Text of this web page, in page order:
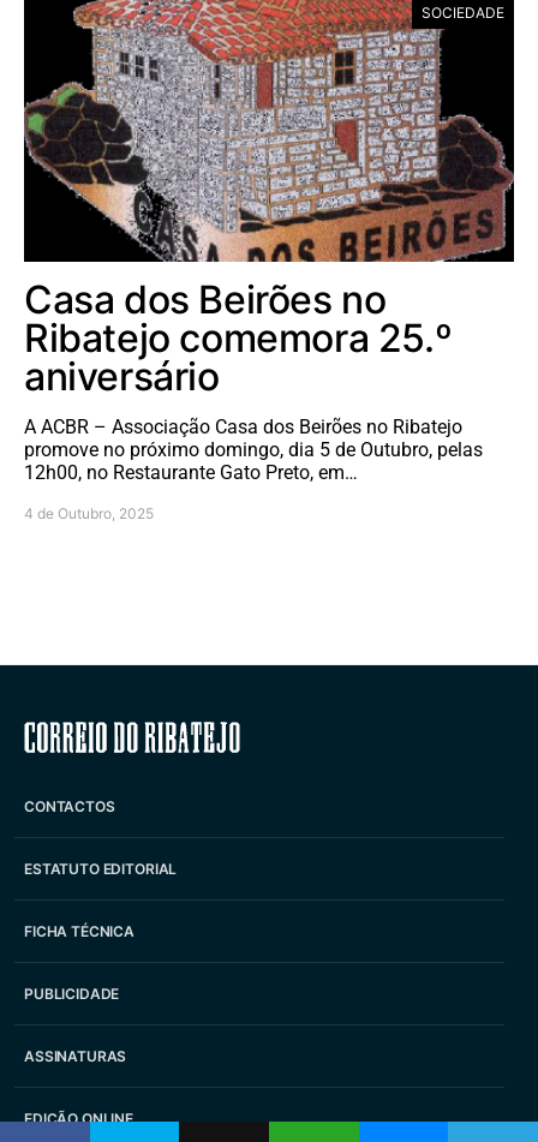
SOCIEDADE
Casa dos Beirões no
Ribatejo comemora 25.º
aniversário
A ACBR – Associação Casa dos Beirões no Ribatejo
promove no próximo domingo, dia 5 de Outubro, pelas
12h00, no Restaurante Gato Preto, em…
4 de Outubro, 2025
Correio do Ribatejo
CONTACTOS
ESTATUTO EDITORIAL
FICHA TÉCNICA
PUBLICIDADE
ASSINATURAS
EDIÇÃO ONLINE